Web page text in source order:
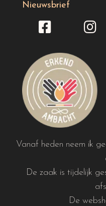
Nieuwsbrief
Vanaf heden neem ik
De zaak is tijdelijk
De